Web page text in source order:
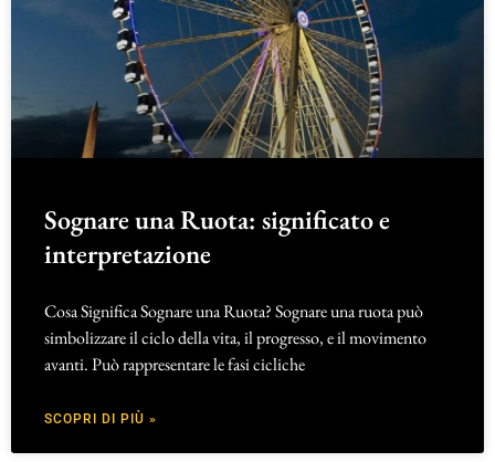
Sognare una Ruota: significato e
interpretazione
Cosa Significa Sognare una Ruota? Sognare una ruota può
simbolizzare il ciclo della vita, il progresso, e il movimento
avanti. Può rappresentare le fasi cicliche
SCOPRI DI PIÙ »